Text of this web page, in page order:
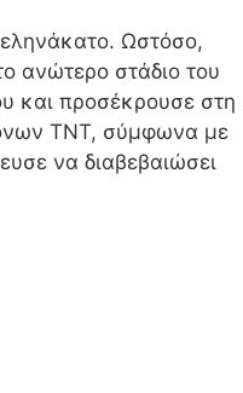
Ωστόσο,
ανώτερο στάδιο του
και προσέκρουσε στη
TNT, σύμφωνα με
να διαβεβαιώσει